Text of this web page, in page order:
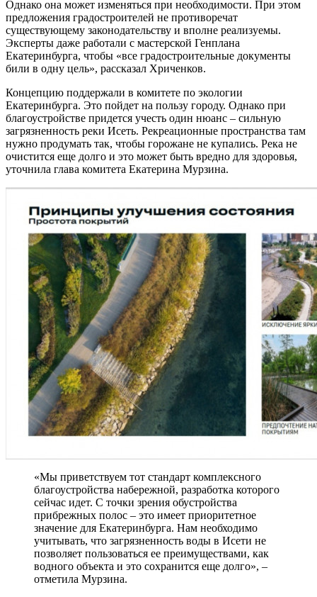
Однако она может изменяться при необходимости. При этом
предложения градостроителей не противоречат
существующему законодательству и вполне реализуемы.
Эксперты даже работали с мастерской Генплана
Екатеринбурга, чтобы «все градостроительные документы
били в одну цель», рассказал Хриченков.
Концепцию поддержали в комитете по экологии
Екатеринбурга. Это пойдет на пользу городу. Однако при
благоустройстве придется учесть один нюанс – сильную
загрязненность реки Исеть. Рекреационные пространства там
нужно продумать так, чтобы горожане не купались. Река не
очистится еще долго и это может быть вредно для здоровья,
уточнила глава комитета Екатерина Мурзина.
«Мы приветствуем тот стандарт комплексного
благоустройства набережной, разработка которого
сейчас идет. С точки зрения обустройства
прибрежных полос – это имеет приоритетное
значение для Екатеринбурга. Нам необходимо
учитывать, что загрязненность воды в Исети не
позволяет пользоваться ее преимуществами, как
водного объекта и это сохранится еще долго», –
отметила Мурзина.